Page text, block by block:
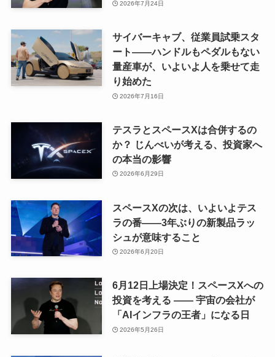
2026年7月24日
サイバーキャブ、従業員試乗スタ
ート——ハンドルもペダルもない
量産車が、いよいよ人を乗せて走
り始めた
2026年7月16日
テスラとスペースXは合併するの
か？ じんべいが考える、投資家へ
の本当の影響
2026年6月29日
スペースXの次は、いよいよテス
ラの番——3年ぶりの新製品ラッ
シュが意味すること
2026年6月20日
6月12日上場決定！スペースXへの
投資を考える —— 宇宙の会社が
「AIインフラの王者」になる日
2026年5月26日